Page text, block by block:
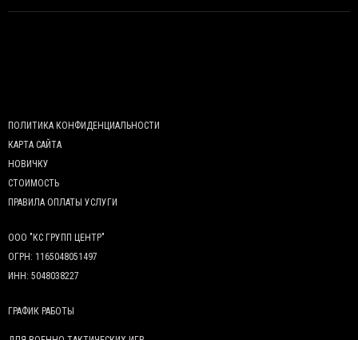
ПОЛИТИКА КОНФИДЕНЦИАЛЬНОСТИ
КАРТА САЙТА
НОВИЧКУ
СТОИМОСТЬ
ПРАВИЛА ОПЛАТЫ УСЛУГИ
ООО "КС ГРУПП ЦЕНТР"
ОГРН: 1165048051497
ИНН: 5048038227
ГРАФИК РАБОТЫ